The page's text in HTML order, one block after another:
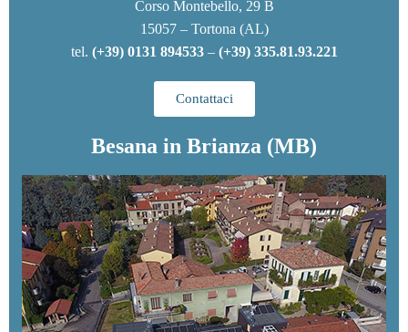
Corso Montebello, 29 B
15057 – Tortona (AL)
tel. (+39) 0131 894533– (+39) 335.81.93.221
Contattaci
Besana in Brianza (MB)